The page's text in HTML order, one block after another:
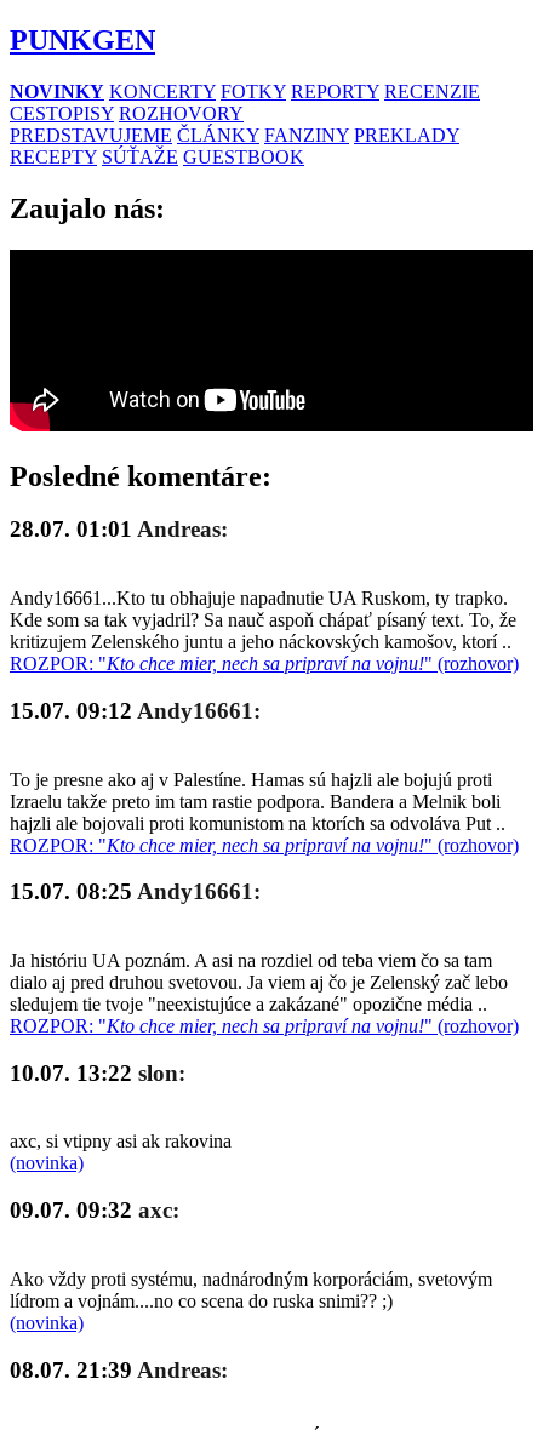
PUNKGEN
NOVINKY KONCERTY FOTKY REPORTY RECENZIE
CESTOPISY ROZHOVORY
PREDSTAVUJEME ČLÁNKY FANZINY PREKLADY
RECEPTY SÚŤAŽE GUESTBOOK
Zaujalo nás:
Posledné komentáre:
28.07. 01:01 Andreas:
Andy16661...Kto tu obhajuje napadnutie UA Ruskom, ty trapko.
Kde som sa tak vyjadril? Sa nauč aspoň chápať písaný text. To, že
kritizujem Zelenského juntu a jeho náckovských kamošov, ktorí ..
ROZPOR: "Kto chce mier, nech sa pripraví na vojnu!" (rozhovor)
15.07. 09:12 Andy16661:
To je presne ako aj v Palestíne. Hamas sú hajzli ale bojujú proti
Izraelu takže preto im tam rastie podpora. Bandera a Melnik boli
hajzli ale bojovali proti komunistom na ktorích sa odvoláva Put ..
ROZPOR: "Kto chce mier, nech sa pripraví na vojnu!" (rozhovor)
15.07. 08:25 Andy16661:
Ja históriu UA poznám. A asi na rozdiel od teba viem čo sa tam
dialo aj pred druhou svetovou. Ja viem aj čo je Zelenský zač lebo
sledujem tie tvoje "neexistujúce a zakázané" opozične média ..
ROZPOR: "Kto chce mier, nech sa pripraví na vojnu!" (rozhovor)
10.07. 13:22 slon:
axc, si vtipny asi ak rakovina
(novinka)
09.07. 09:32 axc:
Ako vždy proti systému, nadnárodným korporáciám, svetovým
lídrom a vojnám....no co scena do ruska snimi?? ;)
(novinka)
08.07. 21:39 Andreas: